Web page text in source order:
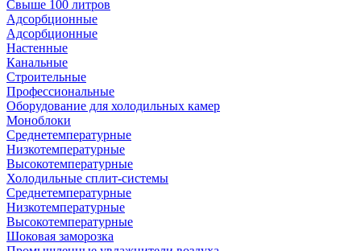
Свыше 100 литров
Адсорбционные
Адсорбционные
Настенные
Канальные
Строительные
Профессиональные
Оборудование для холодильных камер
Моноблоки
Среднетемпературные
Низкотемпературные
Высокотемпературные
Холодильные сплит-системы
Среднетемпературные
Низкотемпературные
Высокотемпературные
Шоковая заморозка